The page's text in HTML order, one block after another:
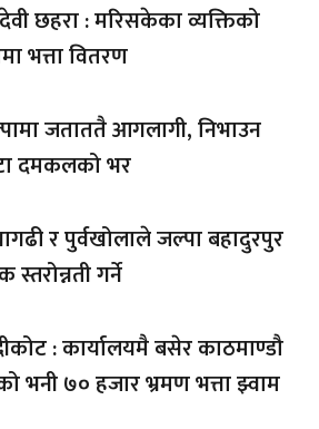
छहरा : मरिसकेका व्यक्तिको
भत्ता वितरण
जताततै आगलागी, निभाउन
दमकलको भर
र पुर्वखोलाले जल्पा बहादुरपुर
गर्ने
: कार्यालयमै बसेर काठमाण्डौ
भनी ७० हजार भ्रमण भत्ता झ्वाम